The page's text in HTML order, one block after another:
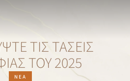
ΤΙΣ ΤΆΣΕΙΣ
ΤΟΥ 2025
ΝΈΑ